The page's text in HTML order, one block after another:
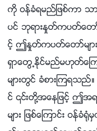
ကို ဝန္ခံရမည္ျဖစ္ကာ သ
ပင္ ဘုရားႏႈတ္ကပတ္ေတာ္
င့္ ဤႏႈတ္ကပတ္ေတာ္မ်ာ
ရွာေတြ႕ႏိုင္မည္မဟုတ္
မ်ားတြင္ ခံစားၾကရသည္
င္ ၎တို႔အေနျဖင့္ ဤအ
မ်ား ျဖစ္ေၾကာင္း ဝန္ခံ